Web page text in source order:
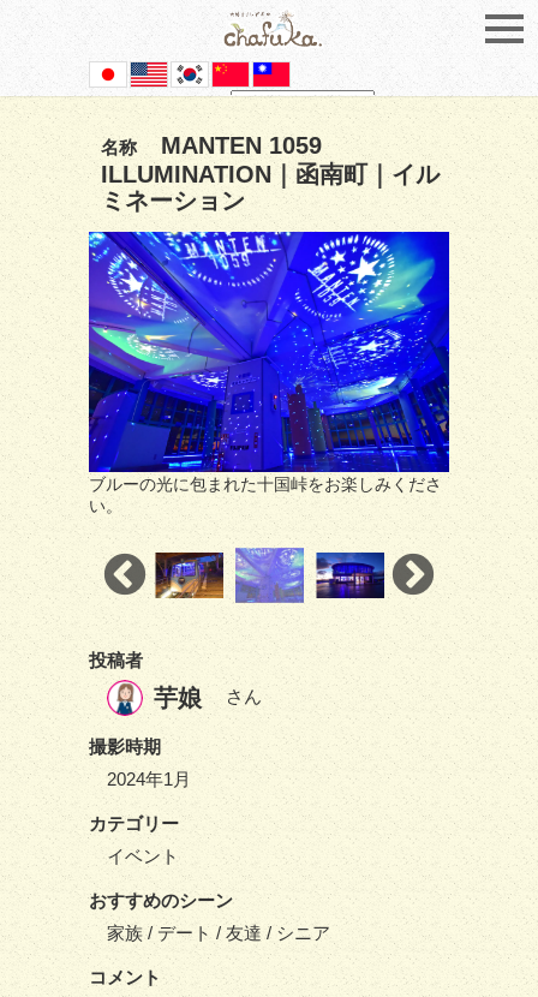
Powered by Translate
名称
MANTEN 1059
ILLUMINATION｜函南町｜イル
ミネーション
ブルーの光に包まれた十国峠をお楽しみくださ
い。
投稿者
芋娘 さん
撮影時期
2024年1月
カテゴリー
イベント
おすすめのシーン
家族 / デート / 友達 / シニア
コメント